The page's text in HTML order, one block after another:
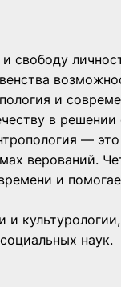
свободу
и
в решении
—
верований.
и
и
наук.